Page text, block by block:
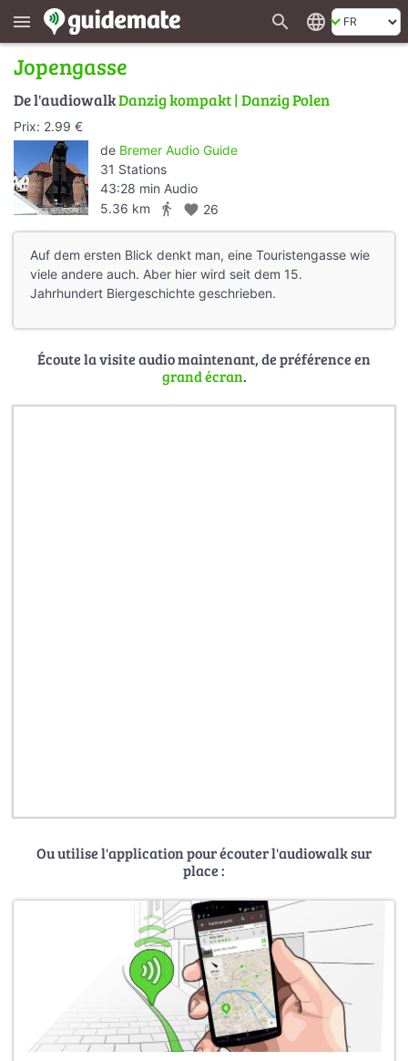
menu search language
Jopengasse
De l'audiowalkDanzig kompakt | Danzig Polen
Prix: 2.99 €
de Bremer Audio Guide
31 Stations
43:28 min Audio
5.36 km
directions_walk favorite 26
Auf dem ersten Blick denkt man, eine Touristengasse wie
viele andere auch. Aber hier wird seit dem 15.
Jahrhundert Biergeschichte geschrieben.
Écoute la visite audio maintenant, de préférence en
grand écran.
Ou utilise l'application pour écouter l'audiowalk sur
place :